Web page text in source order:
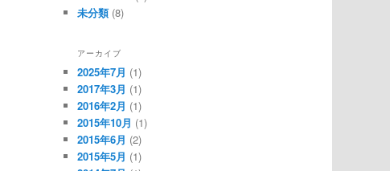
未分類(8)
アーカイブ
2025年7月 (1)
2017年3月 (1)
2016年2月 (1)
2015年10月 (1)
2015年6月 (2)
2015年5月 (1)